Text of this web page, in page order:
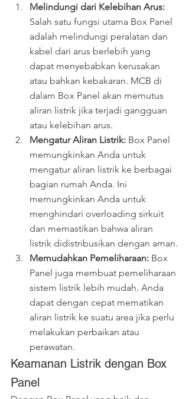
Melindungi dari Kelebihan Arus:
Salah satu fungsi utama Box Panel
adalah melindungi peralatan dan
kabel dari arus berlebih yang
dapat menyebabkan kerusakan
atau bahkan kebakaran. MCB di
dalam Box Panel akan memutus
aliran listrik jika terjadi gangguan
atau kelebihan arus.
Mengatur Aliran Listrik: Box Panel
memungkinkan Anda untuk
mengatur aliran listrik ke berbagai
bagian rumah Anda. Ini
memungkinkan Anda untuk
menghindari overloading sirkuit
dan memastikan bahwa aliran
listrik didistribusikan dengan aman.
Memudahkan Pemeliharaan: Box
Panel juga membuat pemeliharaan
sistem listrik lebih mudah. Anda
dapat dengan cepat mematikan
aliran listrik ke suatu area jika perlu
melakukan perbaikan atau
perawatan.
Keamanan Listrik dengan Box
Panel